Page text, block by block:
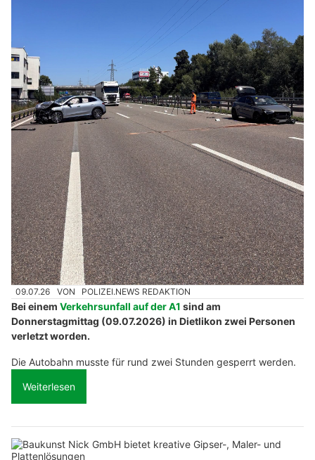
09.07.26 VON POLIZEI.NEWS REDAKTION
Bei einem Verkehrsunfall auf der A1 sind am
Donnerstagmittag (09.07.2026) in Dietlikon zwei Personen
verletzt worden.
Die Autobahn musste für rund zwei Stunden gesperrt werden.
Weiterlesen